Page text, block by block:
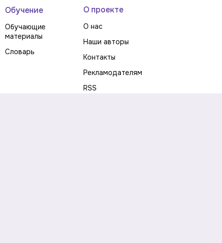
Обучение
Обучающие
материалы
Словарь
О проекте
О нас
Наши авторы
Контакты
Рекламодателям
RSS